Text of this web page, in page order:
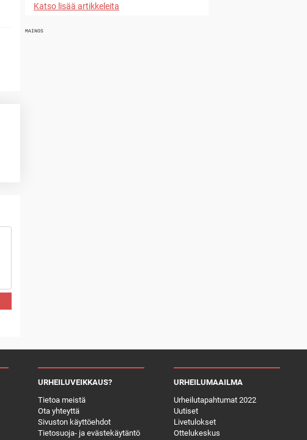
Katso lisää artikkeleita
MAINOS
URHEILUVEIKKAUS?
Tietoa meistä
Ota yhteyttä
Sivuston käyttöehdot
Tietosuoja- ja evästekäytäntö
URHEILUMAAILMA
Urheilutapahtumat 2022
Uutiset
Livetulokset
Ottelukeskus